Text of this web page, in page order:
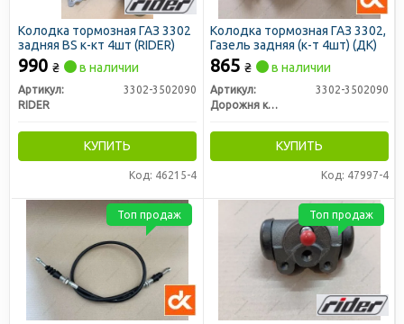
Колодка тормозная ГАЗ 3302
задняя BS к-кт 4шт (RIDER)
990 ₴ в наличии
Артикул:
3302-3502090
RIDER
КУПИТЬ
Код: 46215-4
Колодка тормозная ГАЗ 3302,
Газель задняя (к-т 4шт) (ДК)
865 ₴ в наличии
Артикул:
3302-3502090
Дорожня карта
КУПИТЬ
Код: 47997-4
Топ продаж Топ продаж